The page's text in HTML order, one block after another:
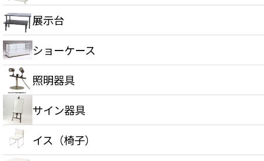
展示台
ショーケース
照明器具
サイン器具
イス（椅子）